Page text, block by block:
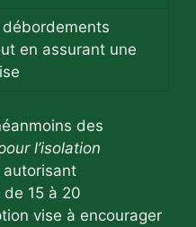
en assurant une
des
l’isolation
autorisant
15 à 20
vise à encourager